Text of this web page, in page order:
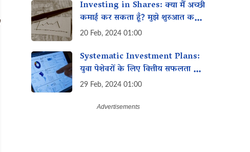
Investing in Shares: क्या मैं अच्छी
कमाई कर सकता हूँ? मुझे शुरुआत करने
के लिए कितना चाहिए?
20 Feb, 2024 01:00
Systematic Investment Plans:
युवा पेशेवरों के लिए वित्तीय सफलता की
ओर अग्रसर
29 Feb, 2024 01:00